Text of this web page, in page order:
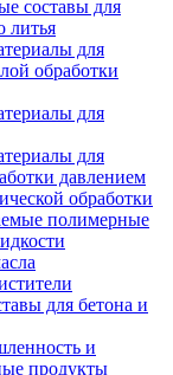
составы для
литья
для
обработки
для
для
давлением
обработки
полимерные
для бетона и
и
продукты